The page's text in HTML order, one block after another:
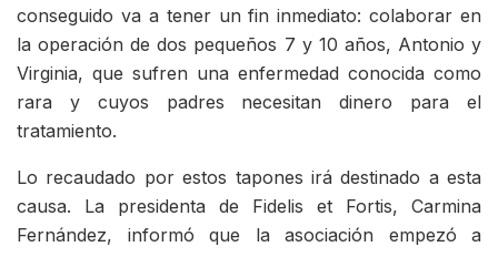
conseguido va a tener un fin inmediato: colaborar en
la operación de dos pequeños 7 y 10 años, Antonio y
Virginia, que sufren una enfermedad conocida como
rara y cuyos padres necesitan dinero para el
tratamiento.
Lo recaudado por estos tapones irá destinado a esta
causa. La presidenta de Fidelis et Fortis, Carmina
Fernández, informó que la asociación empezó a